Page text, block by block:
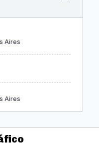
Aires
Aires